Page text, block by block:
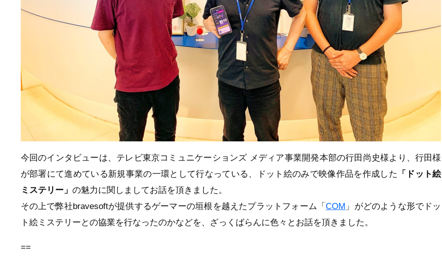
今回のインタビューは、テレビ東京コミュニケーションズ メディア事業開発本部の行田尚史様より、行田様
が部署にて進めている新規事業の一環として行なっている、ドット絵のみで映像作品を作成した
「ドット絵
ミステリー」 の魅力に関しましてお話を頂きました。
その上で弊社bravesoftが提供するゲーマーの垣根を越えたプラットフォーム「COM 」がどのような形でドッ
ト絵ミステリーとの協業を行なったのかなどを、ざっくばらんに色々とお話を頂きました。
==